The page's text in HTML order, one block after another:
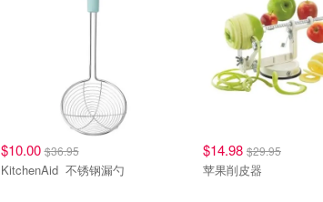
$10.00$36.95
KitchenAid 不锈钢漏勺
$14.98 $29.95
苹果削皮器